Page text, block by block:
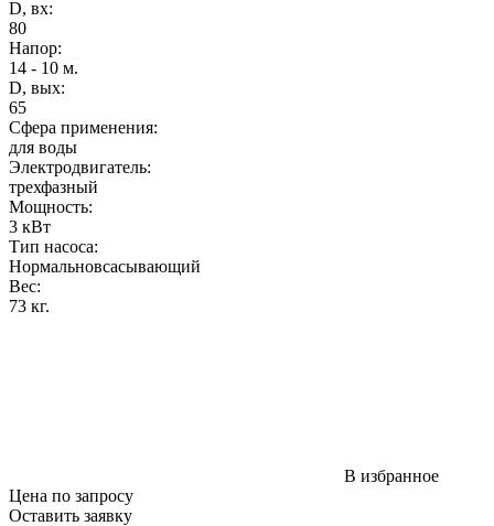
D, вх:
80
Напор:
14 - 10 м.
D, вых:
65
Сфера применения:
для воды
Электродвигатель:
трехфазный
Мощность:
3 кВт
Тип насоса:
Нормальновсасывающий
Вес:
73 кг.
В избранное
Цена по запросу
Оставить заявку